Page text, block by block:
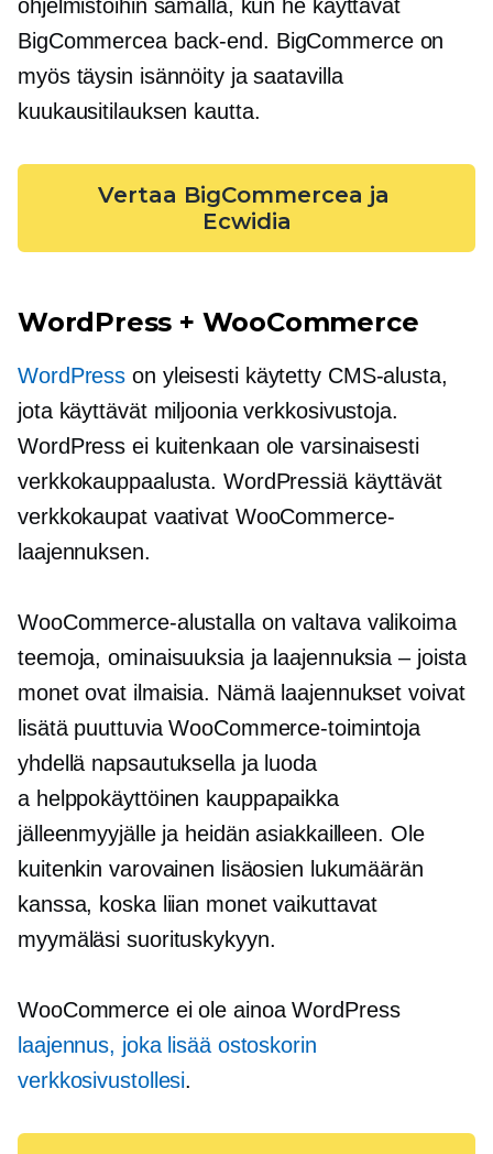
ohjelmistoihin samalla, kun he käyttävät
BigCommercea back-end. BigCommerce on
myös täysin isännöity ja saatavilla
kuukausitilauksen kautta.
Vertaa BigCommercea ja
Ecwidia
WordPress + WooCommerce
WordPress on yleisesti käytetty CMS-alusta,
jota käyttävät miljoonia verkkosivustoja.
WordPress ei kuitenkaan ole varsinaisesti
verkkokauppaalusta. WordPressiä käyttävät
verkkokaupat vaativat WooCommerce-
laajennuksen.
WooCommerce-alustalla on valtava valikoima
teemoja, ominaisuuksia ja laajennuksia – joista
monet ovat ilmaisia. Nämä laajennukset voivat
lisätä puuttuvia WooCommerce-toimintoja
yhdellä napsautuksella ja luoda
a helppokäyttöinen kauppapaikka
jälleenmyyjälle ja heidän asiakkailleen. Ole
kuitenkin varovainen lisäosien lukumäärän
kanssa, koska liian monet vaikuttavat
myymäläsi suorituskykyyn.
WooCommerce ei ole ainoa WordPress
laajennus, joka lisää ostoskorin
verkkosivustollesi.